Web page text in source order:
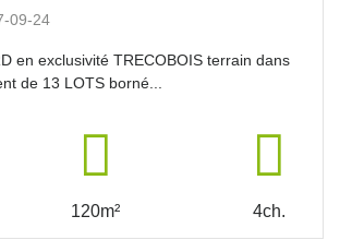
09-24
en exclusivité TRECOBOIS terrain dans
de 13 LOTS borné...
120m² 4ch.